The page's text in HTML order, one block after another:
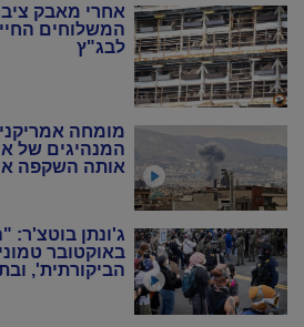
אחרי מאבק
המשלוחים
לבג"ץ
מומחה
המנהיגים של
אותה השקפה
באוקטובר
הביקורתית',